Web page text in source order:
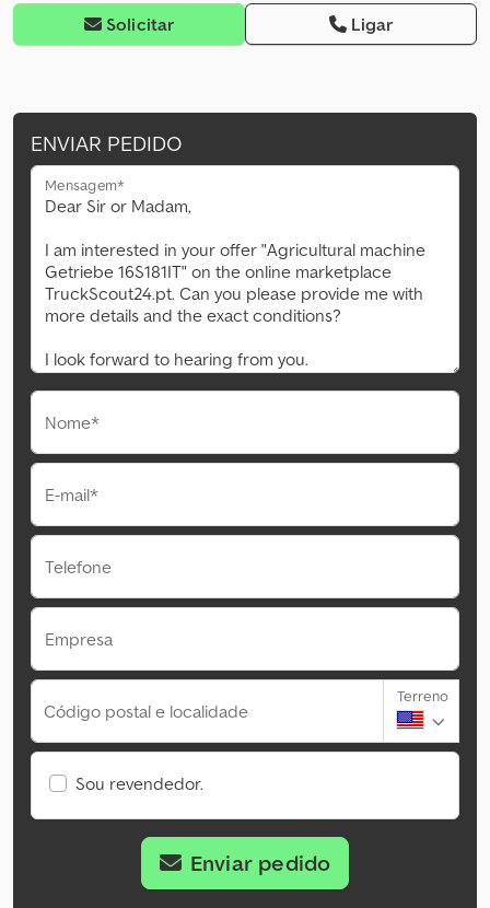
Solicitar Ligar
ENVIAR PEDIDO
Mensagem*
Nome*
E-mail*
Telefone
Empresa
Código postal e localidade
Terreno
Sou revendedor.
Enviar pedido